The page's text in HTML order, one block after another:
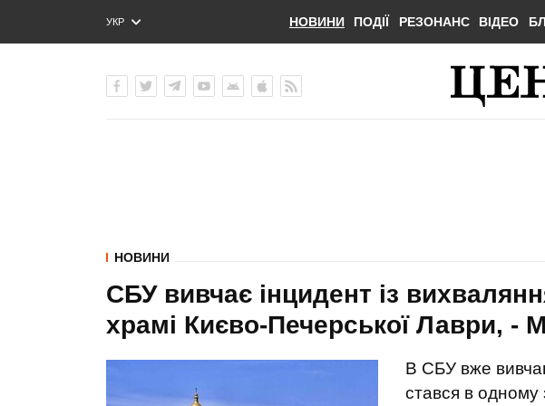
УКР
ENG
НОВИНИ ПОДІЇ РЕЗОНАНС ВІДЕО
НОВИНИ
СБУ вивчає інцидент із
храмі Києво-Печерської Лаври, -
В СБУ вже
стався в одному